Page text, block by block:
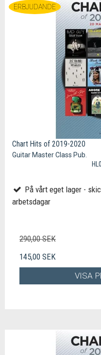
ERBJUDANDE
Chart Hits of 2019-2020
Guitar Master Class Pub.
På vårt eget lager -
arbetsdagar
290,00 SEK
145,00 SEK
VISA